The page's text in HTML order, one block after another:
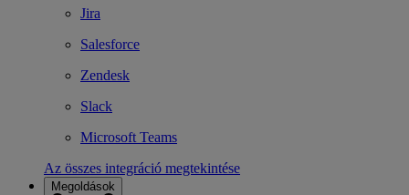
Jira
Salesforce
Zendesk
Slack
Microsoft Teams
Az összes integráció megtekintése
Megoldások